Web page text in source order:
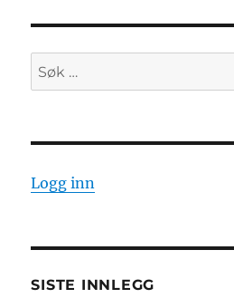
Søk
etter:
Logg inn
SISTE INNLEGG